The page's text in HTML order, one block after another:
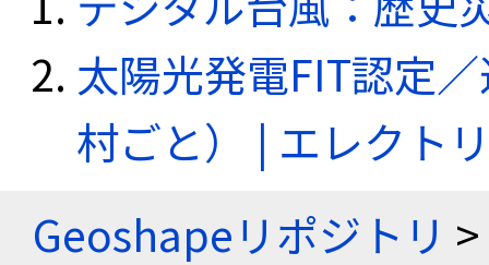
太陽光発電FIT認定
村ごと） | エレクト
Geoshapeリポジトリ >